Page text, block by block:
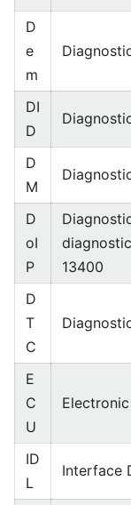
D
e
m
DI
D
D
M
D
oI
P
13400
D
T
C
E
C
U
ID
L
Interface